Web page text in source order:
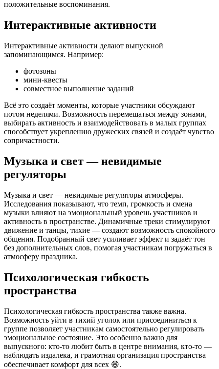
положительные воспоминания.
Интерактивные активности
Интерактивные активности делают выпускной
запоминающимся. Например:
фотозоны
мини-квесты
совместное выполнение заданий
Всё это создаёт моменты, которые участники обсуждают
потом неделями. Возможность перемещаться между зонами,
выбирать активность и взаимодействовать в малых группах
способствует укреплению дружеских связей и создаёт чувство
сопричастности.
Музыка и свет — невидимые
регуляторы
Музыка и свет — невидимые регуляторы атмосферы.
Исследования показывают, что темп, громкость и смена
музыки влияют на эмоциональный уровень участников и
активность в пространстве. Динамичные треки стимулируют
движение и танцы, тихие — создают возможность спокойного
общения. Подобранный свет усиливает эффект и задаёт тон
без дополнительных слов, помогая участникам погружаться в
атмосферу праздника.
Психологическая гибкость
пространства
Психологическая гибкость пространства также важна.
Возможность уйти в тихий уголок или присоединиться к
группе позволяет участникам самостоятельно регулировать
эмоциональное состояние. Это особенно важно для
выпускного: кто-то любит быть в центре внимания, кто-то —
наблюдать издалека, и грамотная организация пространства
обеспечивает комфорт для всех 😄.